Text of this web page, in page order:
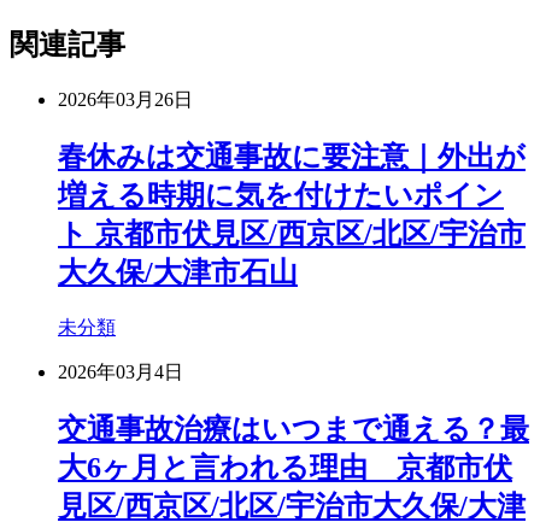
関連記事
2026年03月26日
春休みは交通事故に要注意｜外出が
増える時期に気を付けたいポイン
ト 京都市伏見区/西京区/北区/宇治市
大久保/大津市石山
未分類
2026年03月4日
交通事故治療はいつまで通える？最
大6ヶ月と言われる理由 京都市伏
見区/西京区/北区/宇治市大久保/大津